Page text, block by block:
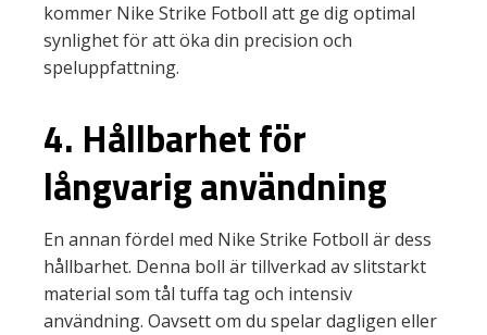
kommer Nike Strike Fotboll att ge dig optimal
synlighet för att öka din precision och
speluppfattning.
4. Hållbarhet för
långvarig användning
En annan fördel med Nike Strike Fotboll är dess
hållbarhet. Denna boll är tillverkad av slitstarkt
material som tål tuffa tag och intensiv
användning. Oavsett om du spelar dagligen eller